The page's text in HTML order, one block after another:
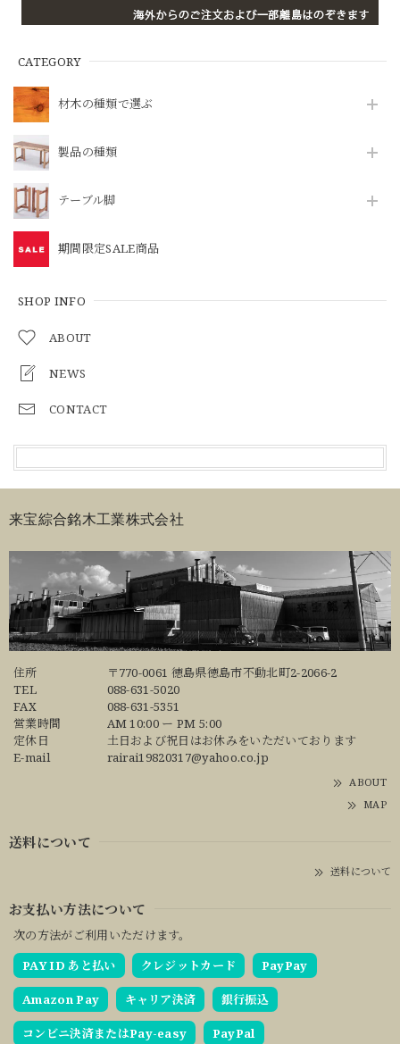
CATEGORY
材木の種類で選ぶ
製品の種類
テーブル脚
期間限定SALE商品
SHOP INFO
ABOUT
NEWS
CONTACT
来宝綜合銘木工業株式会社
住所
〒770-0061 徳島県徳島市不動北町2-2066-2
TEL
088-631-5020
FAX
088-631-5351
営業時間
AM 10:00 ー PM 5:00
定休日
土日および祝日はお休みをいただいております
E-mail
rairai19820317@yahoo.co.jp
ABOUT
MAP
送料について
送料について
お支払い方法について
次の方法がご利用いただけます。
PAY ID あと払い
クレジットカード PayPay
Amazon Pay キャリア決済 銀行振込
コンビニ決済またはPay-easy PayPal